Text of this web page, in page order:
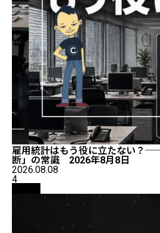
雇用統計はもう役に立たない？
断」の常識 2026年8月8日
2026.08.08
4